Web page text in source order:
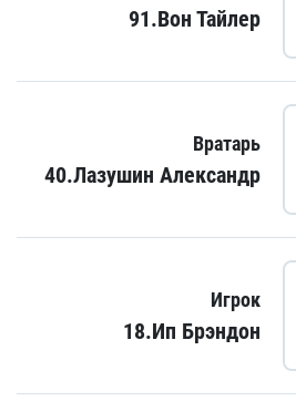
91.Вон Тайлер
Вратарь
40.Лазушин Александр
Игрок
18.Ип Брэндон